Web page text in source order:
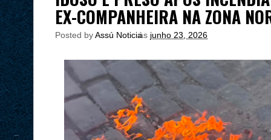
EX-COMPANHEIRA NA ZONA
Posted byAssú Noticia
às junho 23, 2026